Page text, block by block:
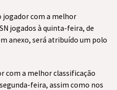
jogador com a melhor
jogados à quinta-feira, de
anexo, será atribuído um polo
com a melhor classificação
feira, assim como nos